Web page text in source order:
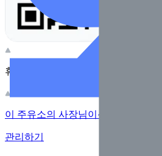
휴대전화 카메라로 찍어보세요
이 주유소의 사장님이신가요?
관리하기